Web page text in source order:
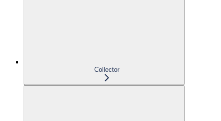
Collector